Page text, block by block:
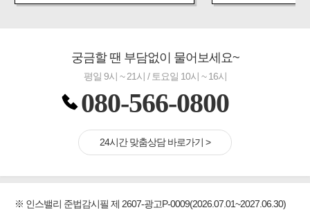
궁금할 땐 부담없이 물어보세요~
평일 9시 ~ 21시 / 토요일 10시 ~ 16시
080-566-0800
24시간 맞춤상담 바로가기 >
※ 인스밸리 준법감시필 제 2607-광고P-0009(2026.07.01~2027.06.30)